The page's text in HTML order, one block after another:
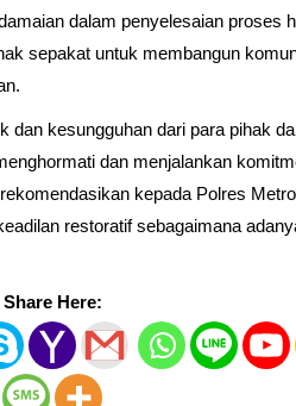
dalam penyelesaian proses
sepakat untuk membangun
dan kesungguhan dari para pihak
dan menjalankan
kepada Polres
restoratif sebagaimana
Share Here: